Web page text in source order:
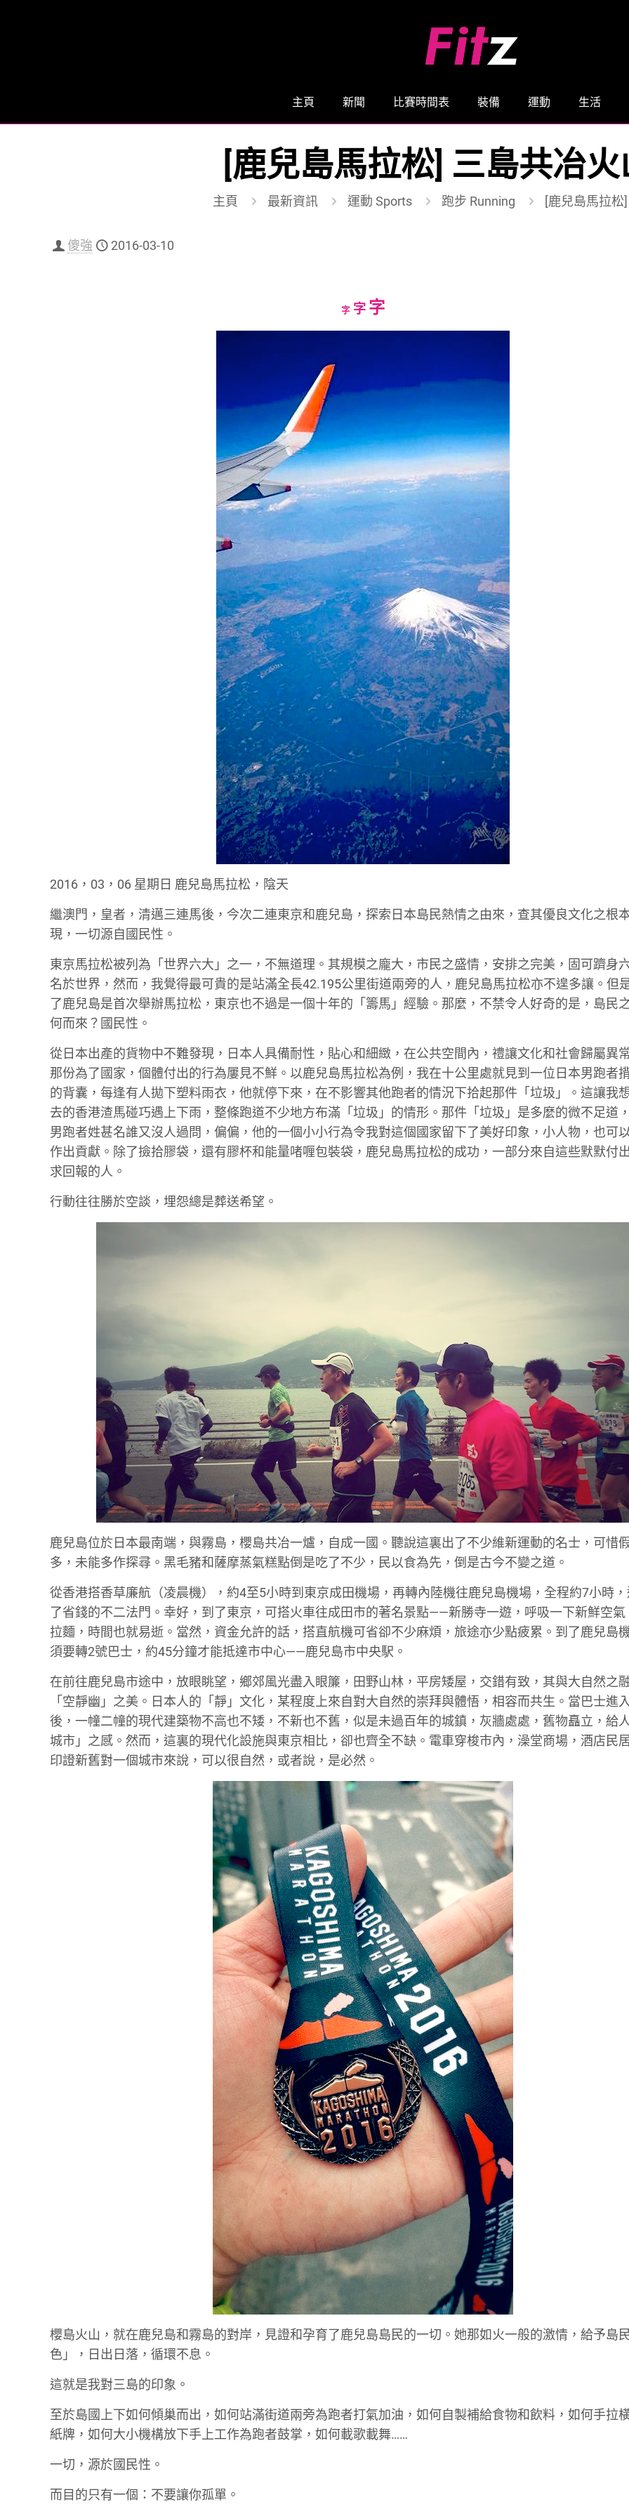
主頁 新聞 比賽時間表 裝備 運動 生活
[鹿兒島馬拉松] 三島共冶
主頁 最新資訊 運動 Sports 跑步 Running [鹿兒島馬拉
傻強 2016-03-10
字Decrease
字Reset
字Increase
font
2016，03，06 星期日 鹿兒島馬拉松，陰天
繼澳門，皇者，清邁三連馬後，今次二連東京和鹿兒島，探索日本島民熱情之由來，查其優良文化之根
現，一切源自國民性。
東京馬拉松被列為「世界六大」之一，不無道理。其規模之龐大，市民之盛情，安排之完美，固可躋身
名於世界，然而，我覺得最可貴的是站滿全長42.195公里街道兩旁的人，鹿兒島馬拉松亦不遑多讓。但
了鹿兒島是首次舉辦馬拉松，東京也不過是一個十年的「籌馬」經驗。那麼，不禁令人好奇的是，島民
何而來？國民性。
從日本出產的貨物中不難發現，日本人具備耐性，貼心和細緻，在公共空間內，禮讓文化和社會歸屬異
那份為了國家，個體付出的行為屢見不鮮。以鹿兒島馬拉松為例，我在十公里處就見到一位日本男跑者
的背囊，每逢有人拋下塑料雨衣，他就停下來，在不影響其他跑者的情況下拾起那件「垃圾」。這讓我
去的香港渣馬碰巧遇上下雨，整條跑道不少地方布滿「垃圾」的情形。那件「垃圾」是多麼的微不足道
男跑者姓甚名誰又沒人過問，偏偏，他的一個小小行為令我對這個國家留下了美好印象，小人物，也可
作出貢獻。除了撿拾膠袋，還有膠杯和能量啫喱包裝袋，鹿兒島馬拉松的成功，一部分來自這些默默付
求回報的人。
行動往往勝於空談，埋怨總是葬送希望。
鹿兒島位於日本最南端，與霧島，櫻島共冶一爐，自成一國。聽說這裏出了不少維新運動的名士，可惜
多，未能多作探尋。黑毛豬和薩摩蒸氣糕點倒是吃了不少，民以食為先，倒是古今不變之道。
從香港搭香草廉航（凌晨機），約4至5小時到東京成田機場，再轉內陸機往鹿兒島機場，全程約7小時
了省錢的不二法門。幸好，到了東京，可搭火車往成田市的著名景點——新勝寺一遊，呼吸一下新鮮空氣
拉麵，時間也就易逝。當然，資金允許的話，搭直航機可省卻不少麻煩，旅途亦少點疲累。到了鹿兒島
須要轉2號巴士，約45分鐘才能抵達市中心——鹿兒島市中央駅。
在前往鹿兒島市途中，放眼眺望，鄉郊風光盡入眼簾，田野山林，平房矮屋，交錯有致，其與大自然之
「空靜幽」之美。日本人的「靜」文化，某程度上來自對大自然的崇拜與體悟，相容而共生。當巴士進
後，一幢二幢的現代建築物不高也不矮，不新也不舊，似是未過百年的城鎮，灰牆處處，舊物矗立，給
城市」之感。然而，這裏的現代化設施與東京相比，卻也齊全不缺。電車穿梭市內，澡堂商場，酒店民
印證新舊對一個城市來說，可以很自然，或者說，是必然。
櫻島火山，就在鹿兒島和霧島的對岸，見證和孕育了鹿兒島島民的一切。她那如火一般的激情，給予島
色」，日出日落，循環不息。
這就是我對三島的印象。
至於島國上下如何傾巢而出，如何站滿街道兩旁為跑者打氣加油，如何自製補給食物和飲料，如何手拉
紙牌，如何大小機構放下手上工作為跑者鼓掌，如何載歌載舞……
一切，源於國民性。
而目的只有一個：不要讓你孤單。